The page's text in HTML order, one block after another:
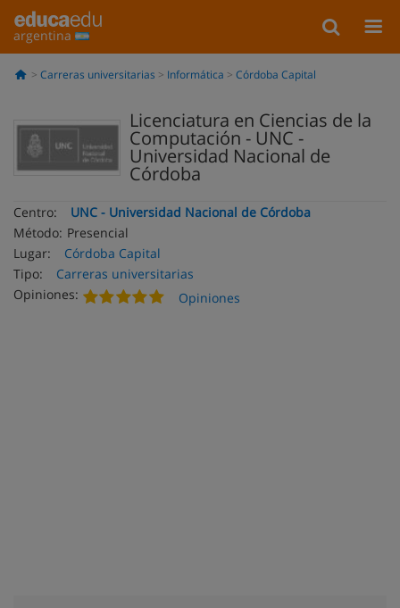
argentina
Carreras universitarias Informática Córdoba Capital
Licenciatura en Ciencias de la
Computación - UNC -
Universidad Nacional de
Córdoba
Centro:
UNC - Universidad Nacional de Córdoba
Método: Presencial
Lugar:
Córdoba Capital
Tipo:
Carreras universitarias
Opiniones:
Opiniones